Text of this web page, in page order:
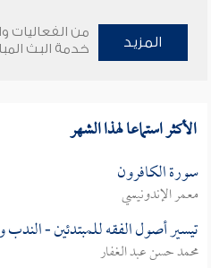
المزيد
من الفعاليات
خدمة البث
الأكثر استماعا لهذا الشهر
سورة الكافرون
معمر الإندونيسي
تيسير أصول الفقه للمبتدئين - الندب
محمد حسن عبد الغفار